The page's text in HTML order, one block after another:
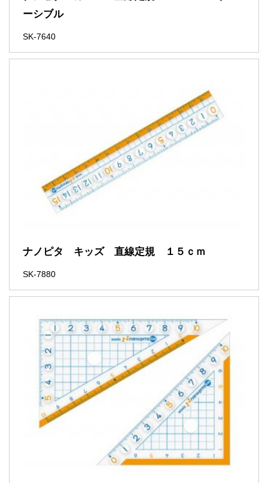
ーシブル
SK-7640
ナノピタ キッズ 直線定規 １５ｃｍ
SK-7880